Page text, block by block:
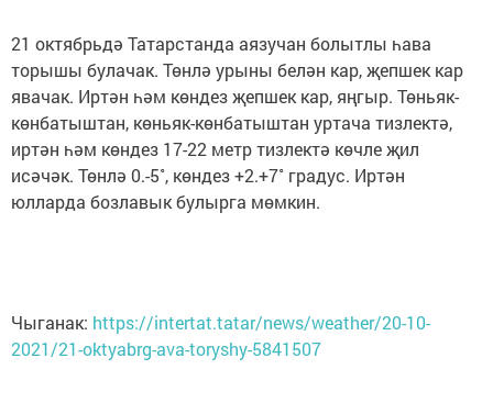
21 октябрьдә Татарстанда аязучан болытлы һава
торышы булачак. Төнлә урыны белән кар, җепшек кар
явачак. Иртән һәм көндез җепшек кар, яңгыр. Төньяк-
көнбатыштан, көньяк-көнбатыштан уртача тизлектә,
иртән һәм көндез 17-22 метр тизлектә көчле җил
исәчәк. Төнлә 0.-5˚, көндез +2.+7˚ градус. Иртән
юлларда бозлавык булырга мөмкин.
Чыганак: https://intertat.tatar/news/weather/20-10-
2021/21-oktyabrg-ava-toryshy-5841507